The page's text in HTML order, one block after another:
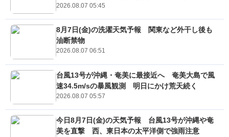
2026.08.07 05:45
8月7日(金)の洗濯天気予報 関東など外干し後も
油断禁物
2026.08.07 06:51
台風13号が沖縄・奄美に最接近へ 奄美大島で風
速34.5m/sの暴風観測 明日にかけ荒天続く
2026.08.07 05:57
今日8月7日(金)の天気予報 台風13号が沖縄や奄
美を直撃 西、東日本の太平洋側で強雨注意